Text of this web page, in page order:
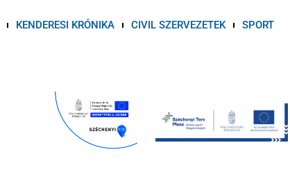
KENDERESI KRÓNIKA CIVIL SZERVEZETEK SPORT